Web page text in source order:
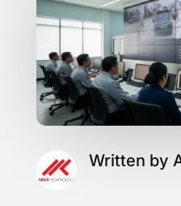
Written by